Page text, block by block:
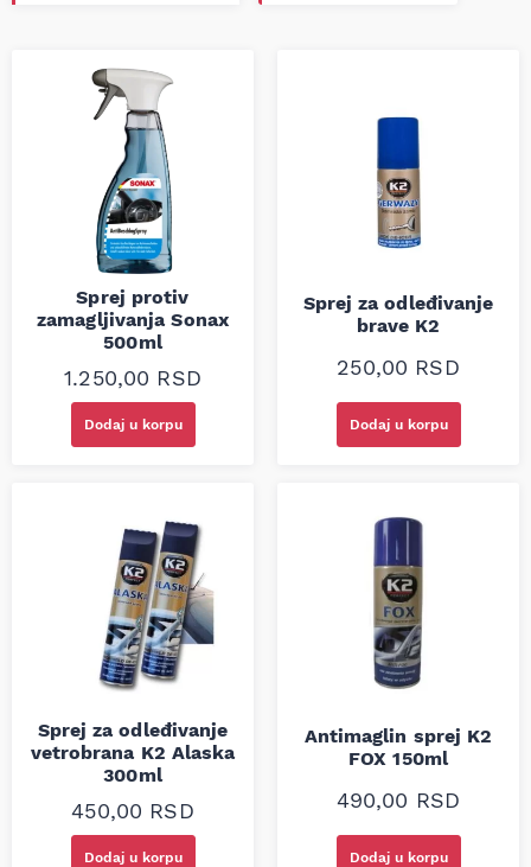
Sprej protiv
zamagljivanja Sonax
500ml
1.250,00 RSD
Dodaj u korpu
Sprej za odleđivanje
brave K2
250,00 RSD
Dodaj u korpu
Sprej za odleđivanje
vetrobrana K2 Alaska
300ml
450,00 RSD
Dodaj u korpu
Antimaglin sprej K2
FOX 150ml
490,00 RSD
Dodaj u korpu